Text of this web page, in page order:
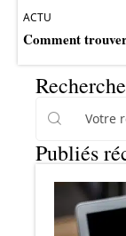
ACTU
Comment
Recherche
Publiés